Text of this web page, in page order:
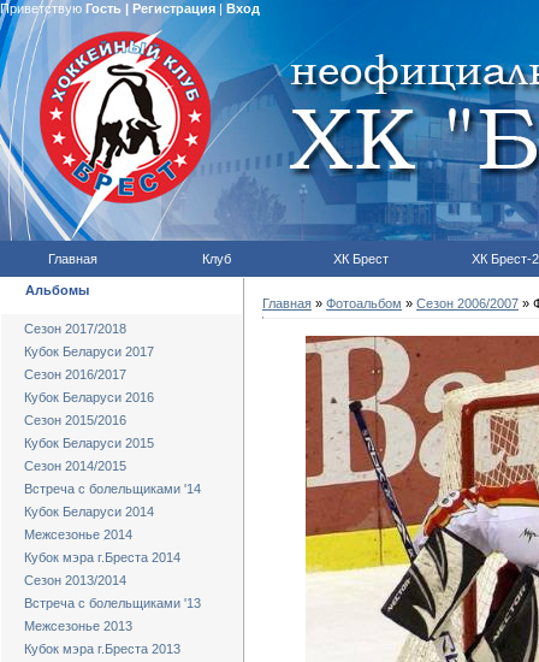
Приветствую Гость | Регистрация| Вход
Главная Клуб ХК Брест ХК Брест-2
Альбомы
Сезон 2017/2018
Кубок Беларуси 2017
Сезон 2016/2017
Кубок Беларуси 2016
Сезон 2015/2016
Кубок Беларуси 2015
Сезон 2014/2015
Встреча с болельщиками '14
Кубок Беларуси 2014
Межсезонье 2014
Кубок мэра г.Бреста 2014
Сезон 2013/2014
Встреча с болельщиками '13
Межсезонье 2013
Кубок мэра г.Бреста 2013
Главная » Фотоальбом » Сезон 2006/2007 »